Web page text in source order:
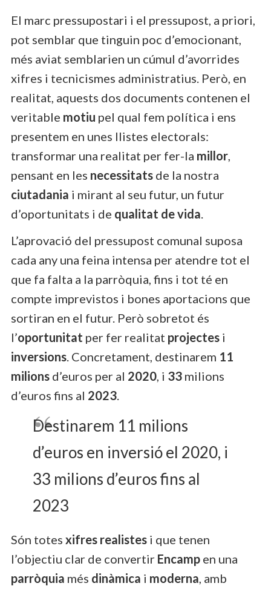
El marc pressupostari i el pressupost, a priori,
pot semblar que tinguin poc d’emocionant,
més aviat semblarien un cúmul d’avorrides
xifres i tecnicismes administratius. Però, en
realitat, aquests dos documents contenen el
veritable motiu pel qual fem política i ens
presentem en unes llistes electorals:
transformar una realitat per fer-la millor,
pensant en les necessitats de la nostra
ciutadania i mirant al seu futur, un futur
d’oportunitats i de qualitat de vida.
L’aprovació del pressupost comunal suposa
cada any una feina intensa per atendre tot el
que fa falta a la parròquia, fins i tot té en
compte imprevistos i bones aportacions que
sortiran en el futur. Però sobretot és
l’oportunitat per fer realitat projectes i
inversions. Concretament, destinarem 11
milions d’euros per al 2020, i 33 milions
d’euros fins al 2023.
Destinarem 11 milions
d’euros en inversió el 2020, i
33 milions d’euros fins al
2023
Són totes xifres realistes i que tenen
l’objectiu clar de convertir Encamp en una
parròquia més dinàmica i moderna, amb